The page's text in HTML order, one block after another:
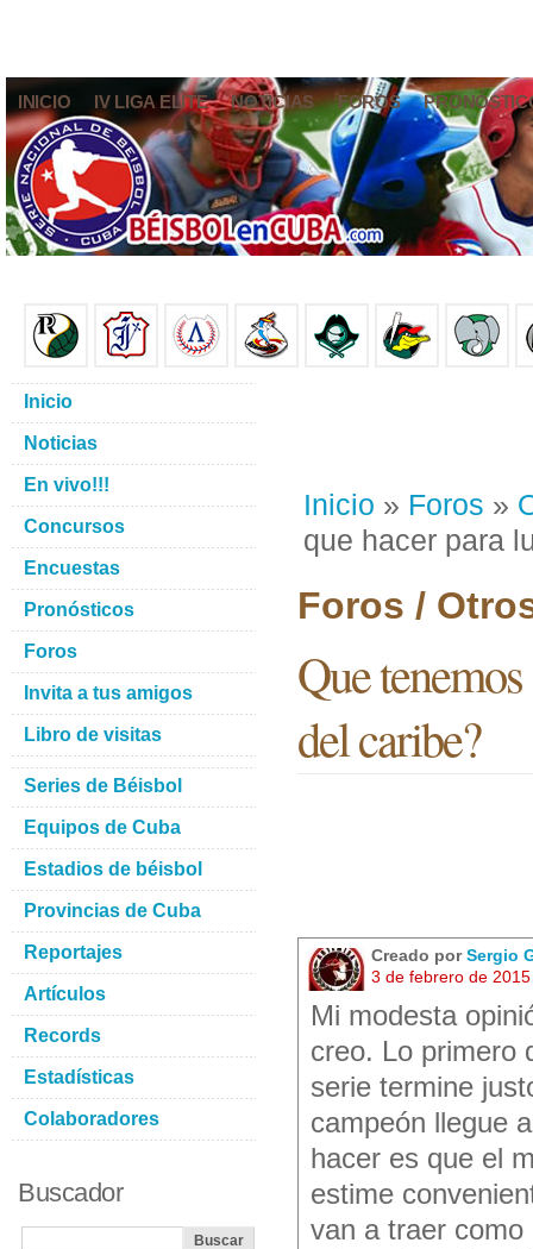
INICIO IV LIGA ELITE NOTICIAS FOROS
Inicio » Foros »
que hacer para
Foros /
Que
del caribe?
Creado porSergio
3 de febrero de
Mi modesta
creo. Lo primero
serie termine
campeón llegue
hacer es que el
estime
van a traer como
Inicio
Noticias
En vivo!!!
Concursos
Encuestas
Pronósticos
Foros
Invita a tus amigos
Libro de visitas
Series de Béisbol
Equipos de Cuba
Estadios de béisbol
Provincias de Cuba
Reportajes
Artículos
Records
Estadísticas
Colaboradores
Buscador